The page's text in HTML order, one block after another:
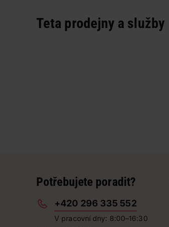
Teta prodejny a služby
Potřebujete poradit?
+420 296 335 552
V pracovní dny: 8:00–16:30